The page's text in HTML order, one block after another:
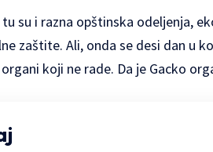
su i razna opštinska odeljenja,
zaštite. Ali, onda se desi dan u
koji ne rade. Da je Gacko